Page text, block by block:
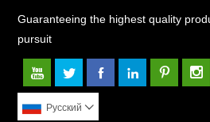
Guaranteeing the highest quality
pursuit
     
Pусский 